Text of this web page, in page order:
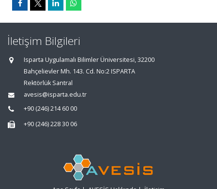
İletişim Bilgileri
Isparta Uygulamalı Bilimler Üniversitesi, 32200
Bahçelievler Mh. 143. Cd. No:2 ISPARTA
Rektörlük Santral
avesis@isparta.edu.tr
+90 (246) 214 60 00
+90 (246) 228 30 06